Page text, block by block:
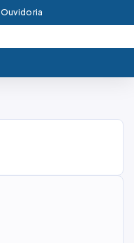
Ouvidoria